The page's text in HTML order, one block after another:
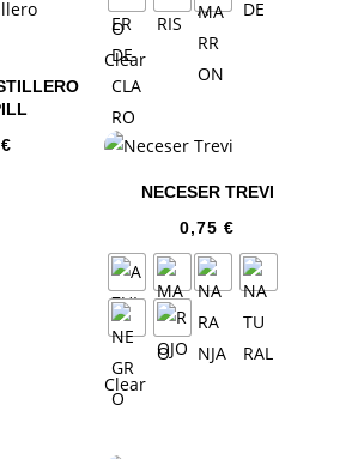
Clear
€
NECESER TREVI
0,75€
Clear